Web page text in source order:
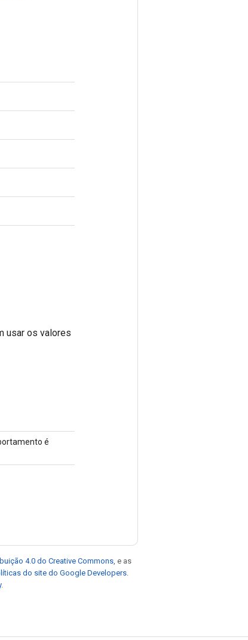
usar os valores
é
4.0 do Creative Commons, e as
do site do Google Developers.
.